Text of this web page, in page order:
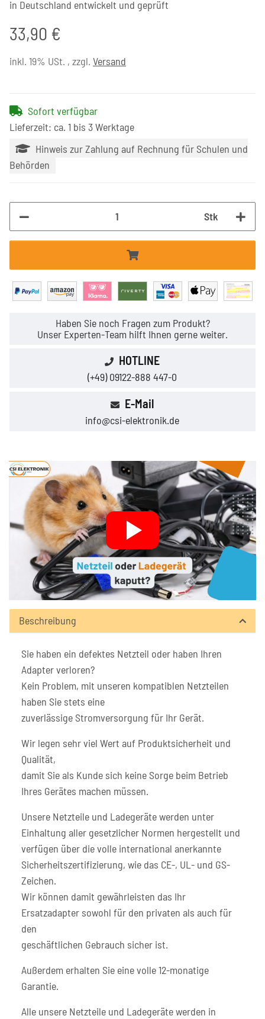
in Deutschland entwickelt und geprüft
33,90 €
inkl. 19% USt. , zzgl. Versand
Sofort verfügbar
Lieferzeit: ca. 1 bis 3 Werktage
Hinweis zur Zahlung auf Rechnung für Schulen und
Behörden
Stk
Haben Sie noch Fragen zum Produkt?
Unser Experten-Team hilft Ihnen gerne weiter.
HOTLINE
(+49) 09122-888 447-0
E-Mail
info@csi-elektronik.de
Beschreibung
Sie haben ein defektes Netzteil oder haben Ihren
Adapter verloren?
Kein Problem, mit unseren kompatiblen Netzteilen
haben Sie stets eine
zuverlässige Stromversorgung für Ihr Gerät.
Wir legen sehr viel Wert auf Produktsicherheit und
Qualität,
damit Sie als Kunde sich keine Sorge beim Betrieb
Ihres Gerätes machen müssen.
Unsere Netzteile und Ladegeräte werden unter
Einhaltung aller gesetzlicher Normen hergestellt und
verfügen über die volle international anerkannte
Sicherheitszertifizierung, wie das CE-, UL- und GS-
Zeichen.
Wir können damit gewährleisten das Ihr
Ersatzadapter sowohl für den privaten als auch für
den
geschäftlichen Gebrauch sicher ist.
Außerdem erhalten Sie eine volle 12-monatige
Garantie.
Alle unsere Netzteile und Ladegeräte werden in